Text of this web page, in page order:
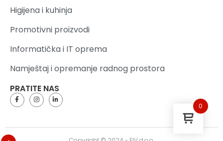
Higijena i kuhinja
Promotivni proizvodi
Informatička i IT oprema
Namještaj i opremanje radnog prostora
PRATITE NAS
0